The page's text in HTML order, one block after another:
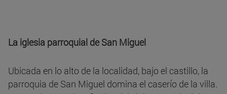
La iglesia parroquial de San Miguel
Ubicada en lo alto de la localidad, bajo el castillo, la
parroquia de San Miguel domina el caserío de la villa.